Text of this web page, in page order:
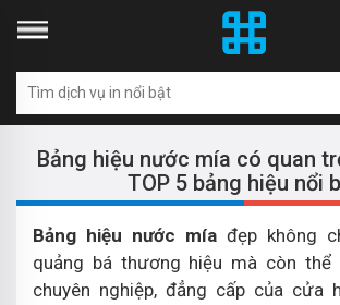
Bảng hiệu nước mía có quan
TOP 5 bảng hiệu nổi
Bảng hiệu nước mía đẹp không
quảng bá thương hiệu mà còn
chuyên nghiệp, đẳng cấp của cửa